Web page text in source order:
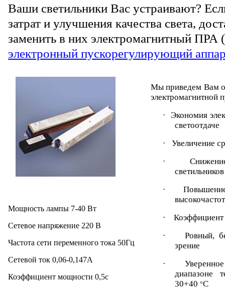
Ваши светильники Вас устраивают?
затрат и улучшения качества света,
заменить в них электромагнитный
электронный пускорегулирующий
Мощность лампы 7-40 Вт
Сетевое напряжение 220 В
Частота сети переменного тока 50Гц
Сетевой ток 0,06-0,147А
Коэффициент мощности 0,5с
Мы приведем Вам
электромагнитной
· Экономия
светоотдаче
· Увеличение
· Снижение
· Повышение
· Коэффициент
· Ровный,
зрение
· Уверенное
диапазоне
30+40 °С